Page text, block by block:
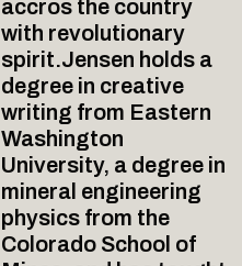
accros the country
with revolutionary
spirit.Jensen holds a
degree in creative
writing from Eastern
Washington
University, a degree in
mineral engineering
physics from the
Colorado School of